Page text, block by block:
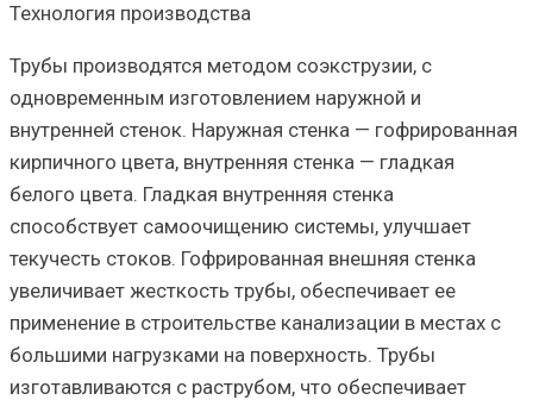
Технология производства
Трубы производятся методом соэкструзии, с
одновременным изготовлением наружной и
внутренней стенок. Наружная стенка — гофрированная
кирпичного цвета, внутренняя стенка — гладкая
белого цвета. Гладкая внутренняя стенка
способствует самоочищению системы, улучшает
текучесть стоков. Гофрированная внешняя стенка
увеличивает жесткость трубы, обеспечивает ее
применение в строительстве канализации в местах с
большими нагрузками на поверхность. Трубы
изготавливаются с раструбом, что обеспечивает